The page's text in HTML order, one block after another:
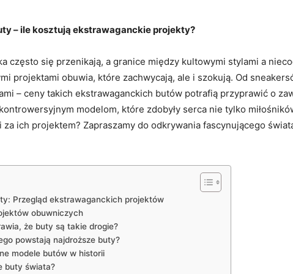
– ile kosztują ekstrawaganckie projekty?
często się przenikają, a granice między kultowymi stylami a
projektami obuwia, które zachwycają, ale i szokują. Od
– ceny takich ekstrawaganckich butów potrafią przyprawić o
modelom, które zdobyły serca nie tylko
za ich projektem? Zapraszamy do odkrywania fascynującego
Przegląd ekstrawaganckich projektów
obuwniczych
że buty są takie drogie?
powstają najdroższe buty?
modele butów w historii
buty świata?